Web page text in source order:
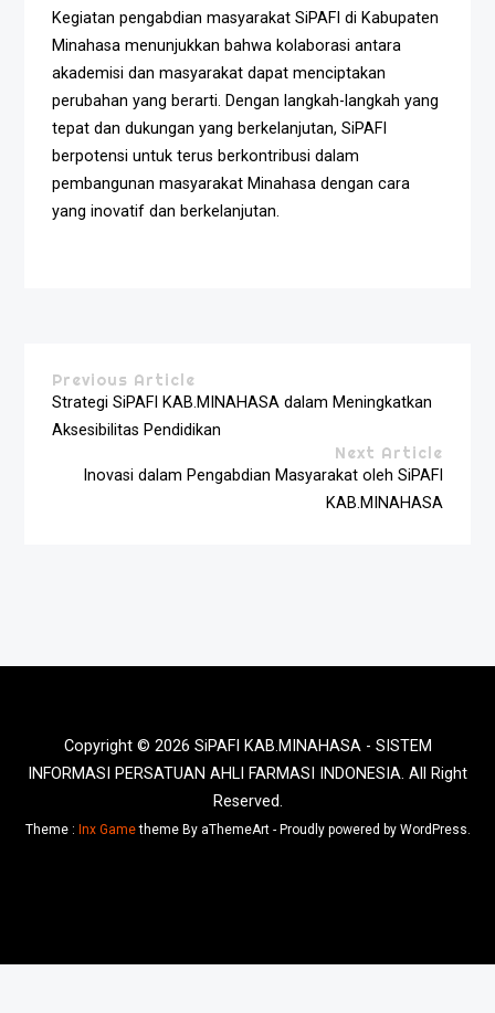
Kegiatan pengabdian masyarakat SiPAFI di Kabupaten
Minahasa menunjukkan bahwa kolaborasi antara
akademisi dan masyarakat dapat menciptakan
perubahan yang berarti. Dengan langkah-langkah yang
tepat dan dukungan yang berkelanjutan, SiPAFI
berpotensi untuk terus berkontribusi dalam
pembangunan masyarakat Minahasa dengan cara
yang inovatif dan berkelanjutan.
Previous Article
Strategi SiPAFI KAB.MINAHASA dalam Meningkatkan
Aksesibilitas Pendidikan
Next Article
Inovasi dalam Pengabdian Masyarakat oleh SiPAFI
KAB.MINAHASA
Copyright © 2026 SiPAFI KAB.MINAHASA - SISTEM
INFORMASI PERSATUAN AHLI FARMASI INDONESIA. All Right
Reserved.
Theme : Inx Gametheme By aThemeArt - Proudly powered by WordPress.